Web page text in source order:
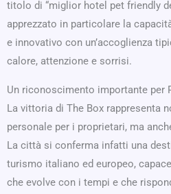
titolo di “miglior hotel pet friendly
apprezzato in particolare la
e innovativo con un’accoglienza
calore, attenzione e sorrisi.
Un riconoscimento importante per
La vittoria di The Box rappresenta
personale per i proprietari, ma
La città si conferma infatti una
turismo italiano ed europeo,
che evolve con i tempi e che